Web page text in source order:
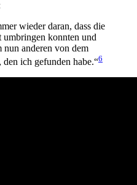
wieder daran, dass die
konnten und
nun anderen von dem
ich gefunden habe.“6